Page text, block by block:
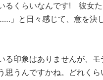
るくらいなんです! 彼女た
」と日々感じて、意を決
印象はありませんが、モ
思うんですかね。どれくら